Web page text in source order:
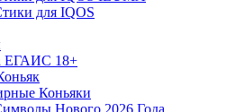
для IQOS
ЕГАИС 18+
Коньяки
Нового 2026 Года